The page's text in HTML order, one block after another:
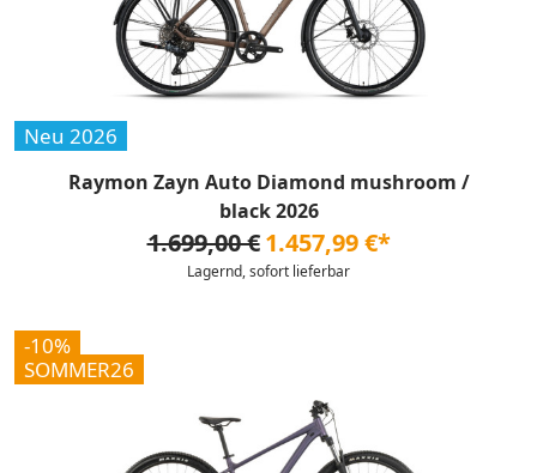
Neu 2026
Raymon Zayn Auto Diamond mushroom /
black 2026
1.699,00 € 1.457,99 €*
Lagernd, sofort lieferbar
-10%
SOMMER26